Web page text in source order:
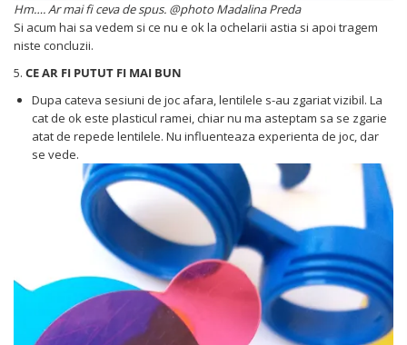
Hm…. Ar mai fi ceva de spus. @photo Madalina Preda
Si acum hai sa vedem si ce nu e ok la ochelarii astia si apoi tragem
niste concluzii.
5. CE AR FI PUTUT FI MAI BUN
Dupa cateva sesiuni de joc afara, lentilele s-au zgariat vizibil. La
cat de ok este plasticul ramei, chiar nu ma asteptam sa se zgarie
atat de repede lentilele. Nu influenteaza experienta de joc, dar
se vede.